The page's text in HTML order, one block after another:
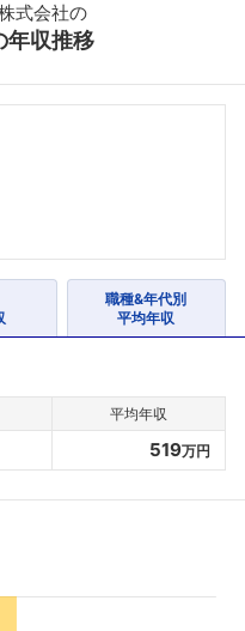
式会社の
年収推移
職種&年代別
平均年収
平均年収
519万円